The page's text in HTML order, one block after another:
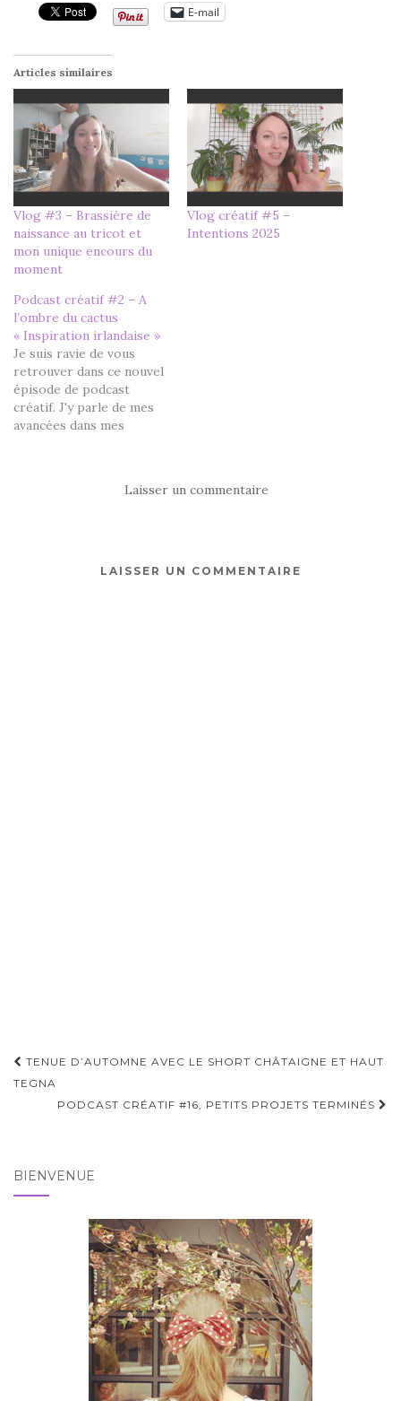
E-mail
Articles similaires
Vlog #3 – Brassière de
naissance au tricot et
mon unique encours du
moment
Vlog créatif #5 –
Intentions 2025
Podcast créatif #2 – A
l’ombre du cactus
« Inspiration irlandaise »
Je suis ravie de vous
retrouver dans ce nouvel
épisode de podcast
créatif. J'y parle de mes
avancées dans mes
la publication du premier
progrès mais peut mieux
Laisser un commentaire
LAISSER UN COMMENTAIRE
Pagination
d'article
TENUE D’AUTOMNE AVEC LE SHORT CHÂTAIGNE ET HAUT
TEGNA
PODCAST CRÉATIF #16, PETITS PROJETS TERMINÉS
BIENVENUE